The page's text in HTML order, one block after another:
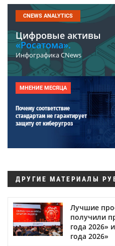
CNEWS ANALYTICS
Цифровые активы
«Росатома».
Инфографика CNews
МНЕНИЕ МЕСЯЦА
Почему соответствие
стандартам не гарантирует
защиту от киберугроз
ДРУГИЕ МАТЕРИАЛЫ
Лучшие
получили
года 2026»
года 2026»